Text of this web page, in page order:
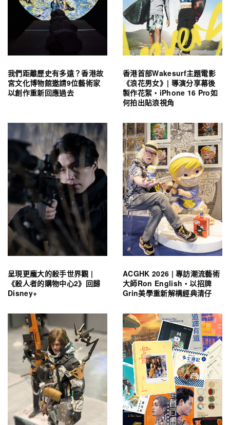
我們距離歷史有多遠？香港故
宮文化博物館邀請9位藝術家
以創作重新回應過去
香港首部Wakesurf主題電影
《浪花男女》| 導演分享幕後
製作花絮・iPhone 16 Pro如
何拍出貼浪視角
呈現更龐大的殺手世界觀 |
《殺人者的購物中心2》回歸
Disney+
ACGHK 2026 | 專訪潮流藝術
大師Ron English・以招牌
Grin美學重新解構經典清仔